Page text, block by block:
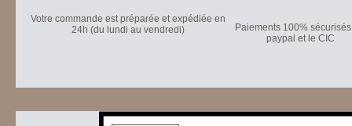
Votre commande est préparée et expédiée en
24h (du lundi au vendredi)
Paiements 100%
paypal et le CIC